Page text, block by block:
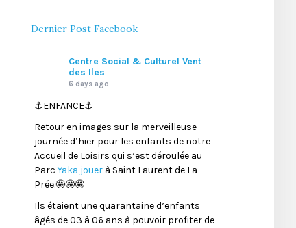
Dernier Post Facebook
Centre Social & Culturel Vent
des Iles
6 days ago
⚓️ENFANCE⚓️
Retour en images sur la merveilleuse
journée d’hier pour les enfants de notre
Accueil de Loisirs qui s’est déroulée au
Parc Yaka jouer à Saint Laurent de La
Prée.🤩🤩🤩
Ils étaient une quarantaine d’enfants
âgés de 03 à 06 ans à pouvoir profiter de